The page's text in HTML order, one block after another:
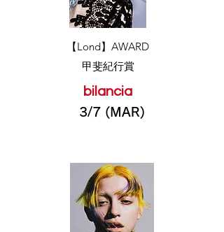
​【Lond】AWARD
甲斐紀行賞
bilancia
3/7 (MAR)